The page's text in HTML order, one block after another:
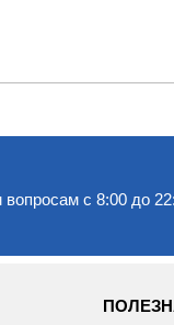
с 8:00 до